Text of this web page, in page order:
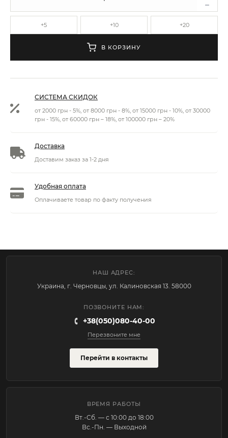
+5 +10 +20
В КОРЗИНУ
СИСТЕМА СКИДОК
от 2000 грн - 5%, от 8000 грн - 8%, от 15000 грн - 10%, от 30000
грн - 15%, от 60000 грн – 18%, от 100000 грн – 20%
Доставка
Доставим заказ за 1-2 дня
Удобная оплата
Оплачиваете товар по факту получения
НАШ АДРЕС:
Украина, г. Черновцы, ул. Калиновская 13. 58000
ПОЗВОНИТЕ НАМ:
+38(050)080-40-00
Перезвоните мне
Перейти в контакты
ВРЕМЯ РАБОТЫ
Вт.-Cб. — с 10:00 до 18:00
Вс.-Пн. — Выходной